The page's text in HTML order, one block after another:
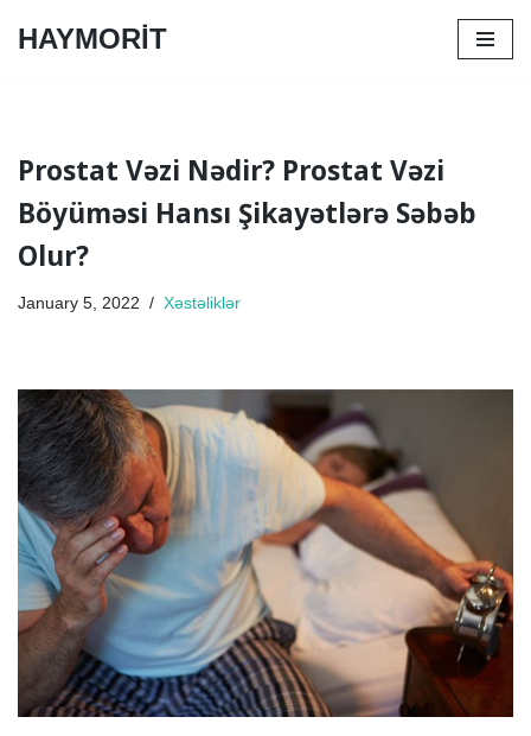
HAYMORİT
Prostat Vəzi Nədir? Prostat Vəzi
Böyüməsi Hansı Şikayətlərə Səbəb
Olur?
January 5, 2022 Xəstəliklər